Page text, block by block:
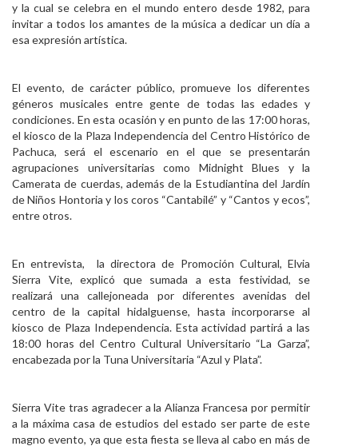
y la cual se celebra en el mundo entero desde 1982, para
invitar a todos los amantes de la música a dedicar un día a
esa expresión artística.
El evento, de carácter público, promueve los diferentes
géneros musicales entre gente de todas las edades y
condiciones. En esta ocasión y en punto de las 17:00 horas,
el kiosco de la Plaza Independencia del Centro Histórico de
Pachuca, será el escenario en el que se presentarán
agrupaciones universitarias como Midnight Blues y la
Camerata de cuerdas, además de la Estudiantina del Jardín
de Niños Hontoria y los coros “Cantabilé” y “Cantos y ecos”,
entre otros.
En entrevista, la directora de Promoción Cultural, Elvia
Sierra Vite, explicó que sumada a esta festividad, se
realizará una callejoneada por diferentes avenidas del
centro de la capital hidalguense, hasta incorporarse al
kiosco de Plaza Independencia. Esta actividad partirá a las
18:00 horas del Centro Cultural Universitario “La Garza”,
encabezada por la Tuna Universitaria “Azul y Plata”.
Sierra Vite tras agradecer a la Alianza Francesa por permitir
a la máxima casa de estudios del estado ser parte de este
magno evento, ya que esta fiesta se lleva al cabo en más de